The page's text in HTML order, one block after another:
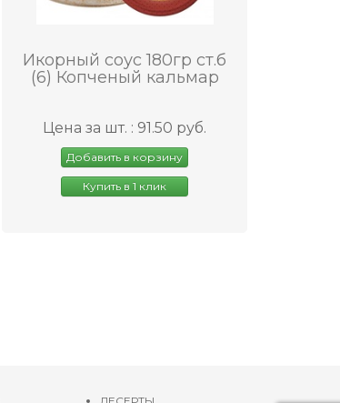
Икорный соус 180гр ст.б
(6) Копченый кальмар
Цена за шт. : 91.50 руб.
Добавить в корзину
Купить в 1 клик